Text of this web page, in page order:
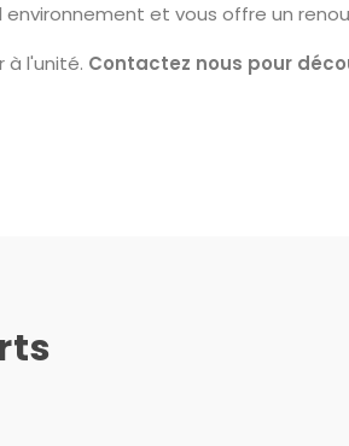
et vous offre un
à l'unité. Contactez nous pour